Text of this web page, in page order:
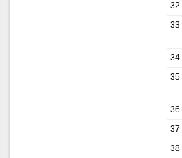
32
33
34
35
36
37
38